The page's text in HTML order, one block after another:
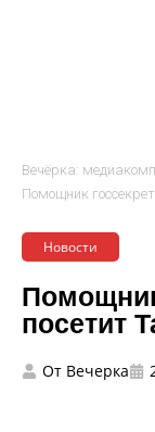
Вечёрка:
Помощник
Новости
посетит
От Вечерка